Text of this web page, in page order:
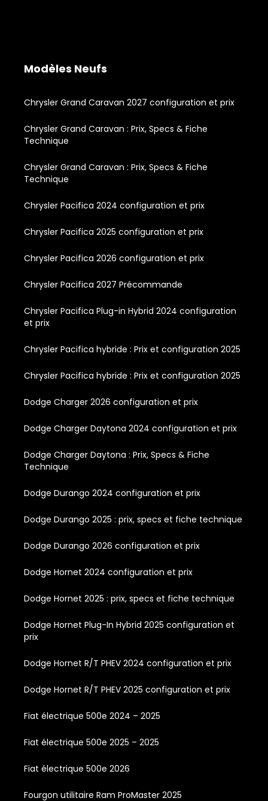
Modèles Neufs
Chrysler Grand Caravan 2027 configuration et prix
Chrysler Grand Caravan : Prix, Specs & Fiche
Technique
Chrysler Grand Caravan : Prix, Specs & Fiche
Technique
Chrysler Pacifica 2024 configuration et prix
Chrysler Pacifica 2025 configuration et prix
Chrysler Pacifica 2026 configuration et prix
Chrysler Pacifica 2027 Précommande
Chrysler Pacifica Plug-in Hybrid 2024 configuration
et prix
Chrysler Pacifica hybride : Prix et configuration 2025
Chrysler Pacifica hybride : Prix et configuration 2025
Dodge Charger 2026 configuration et prix
Dodge Charger Daytona 2024 configuration et prix
Dodge Charger Daytona : Prix, Specs & Fiche
Technique
Dodge Durango 2024 configuration et prix
Dodge Durango 2025 : prix, specs et fiche technique
Dodge Durango 2026 configuration et prix
Dodge Hornet 2024 configuration et prix
Dodge Hornet 2025 : prix, specs et fiche technique
Dodge Hornet Plug-In Hybrid 2025 configuration et
prix
Dodge Hornet R/T PHEV 2024 configuration et prix
Dodge Hornet R/T PHEV 2025 configuration et prix
Fiat électrique 500e 2024 – 2025
Fiat électrique 500e 2025 – 2025
Fiat électrique 500e 2026
Fourgon utilitaire Ram ProMaster 2025